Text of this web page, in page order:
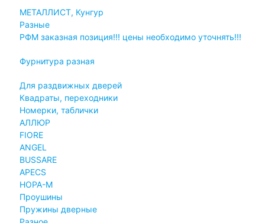
МЕТАЛЛИСТ, Кунгур
Разные
РФМ заказная позиция!!! цены необходимо уточнять!!!
Фурнитура разная
Для раздвижных дверей
Квадраты, переходники
Номерки, таблички
АЛЛЮР
FIORE
ANGEL
BUSSARE
APECS
НОРА-М
Проушины
Пружины дверные